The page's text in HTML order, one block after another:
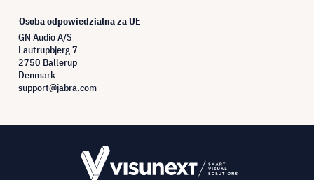
Osoba odpowiedzialna za UE
GN Audio A/S
Lautrupbjerg 7
2750 Ballerup
Denmark
support@jabra.com